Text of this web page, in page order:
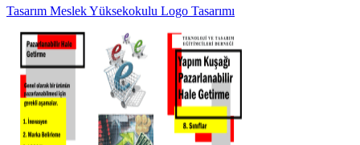
Tasarım Meslek Yüksekokulu Logo Tasarımı